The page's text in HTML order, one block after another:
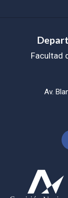
Facultad
Av.